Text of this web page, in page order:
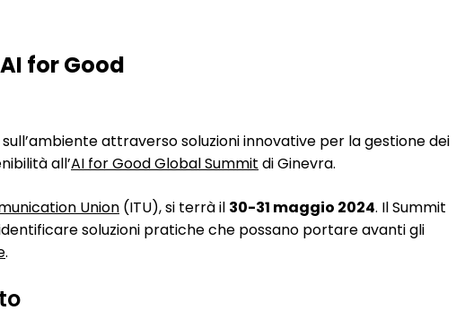
for Good
attraverso soluzioni innovative per la gestione dei
all’AI for Good Global Summit di Ginevra.
Union (ITU), si terrà il 30-31 maggio 2024. Il Summit
soluzioni pratiche che possano portare avanti gli
.